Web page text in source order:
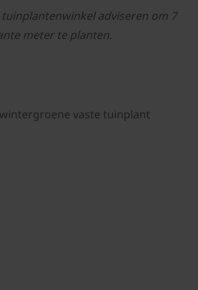
adviseren om 7
meter te planten.